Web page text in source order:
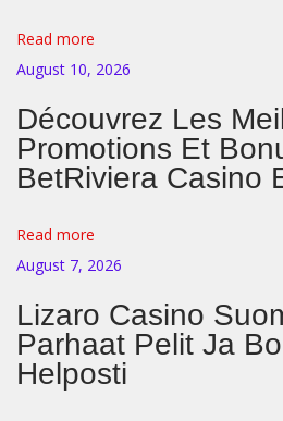
ь
—
э
л
е
е
н
ч
е
л
Read more
August 10, 2026
Découvrez Les
Promotions Et
BetRiviera Casino
Read more
August 7, 2026
Lizaro Casino
Parhaat Pelit Ja
Helposti